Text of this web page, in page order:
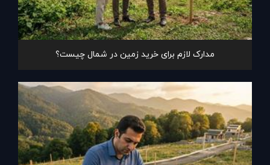
مدارک لازم برای خرید زمین در شمال چیست؟